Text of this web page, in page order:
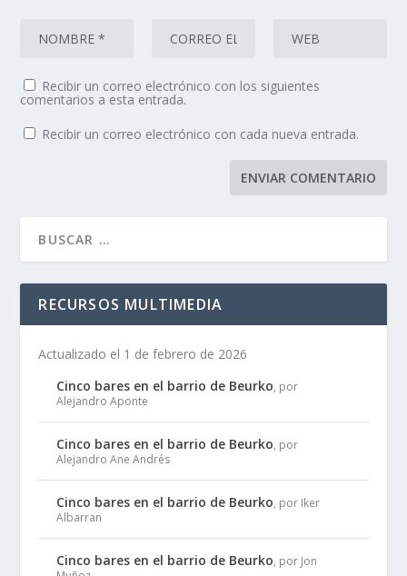
Recibir un correo electrónico con los siguientes
comentarios a esta entrada.
Recibir un correo electrónico con cada nueva entrada.
RECURSOS MULTIMEDIA
Actualizado el 1 de febrero de 2026
Cinco bares en el barrio de Beurko, por
Alejandro Aponte
Cinco bares en el barrio de Beurko, por
Alejandro Ane Andrés
Cinco bares en el barrio de Beurko, por Iker
Albarran
Cinco bares en el barrio de Beurko, por Jon